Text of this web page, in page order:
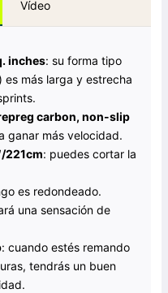
Vídeo
inches: su forma tipo
es más larga y estrecha
carbon, non-slip
ganar más velocidad.
221cm: puedes cortar la
es redondeado.
una sensación de
: cuando estés remando
tendrás un buen